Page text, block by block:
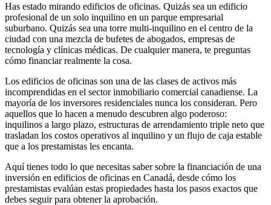
Has estado mirando edificios de oficinas. Quizás sea un edificio
profesional de un solo inquilino en un parque empresarial
suburbano. Quizás sea una torre multi-inquilino en el centro de la
ciudad con una mezcla de bufetes de abogados, empresas de
tecnología y clínicas médicas. De cualquier manera, te preguntas
cómo financiar realmente la cosa.
Los edificios de oficinas son una de las clases de activos más
incomprendidas en el sector inmobiliario comercial canadiense. La
mayoría de los inversores residenciales nunca los consideran. Pero
aquellos que lo hacen a menudo descubren algo poderoso:
inquilinos a largo plazo, estructuras de arrendamiento triple neto que
trasladan los costos operativos al inquilino y un flujo de caja estable
que a los prestamistas les encanta.
Aquí tienes todo lo que necesitas saber sobre la financiación de una
inversión en edificios de oficinas en Canadá, desde cómo los
prestamistas evalúan estas propiedades hasta los pasos exactos que
debes seguir para obtener la aprobación.